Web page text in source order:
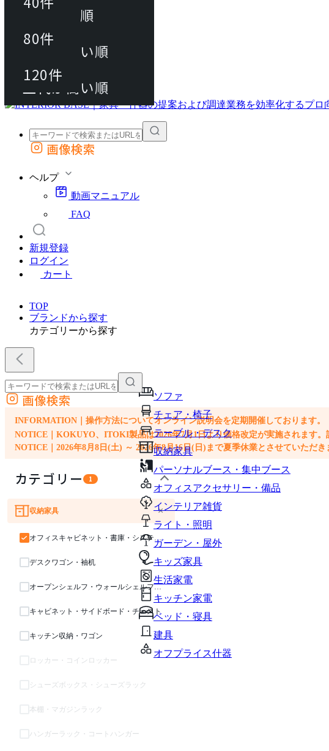
動画マニュアル
FAQ
カート
外部サイトの商品をカートに追加
画像検索
ヘルプ
動画マニュアル
FAQ
新規登録
ログイン
カート
TOP
ブランドから探す
カテゴリーから探す
ソファ
チェア・椅子
テーブル・デスク
収納家具
パーソナルブース・集中ブース
オフィスアクセサリー・備品
インテリア雑貨
ライト・照明
ガーデン・屋外
キッズ家具
生活家電
キッチン家電
ベッド・寝具
建具
オフプライス什器
外部サイトの商品をカートに追加
他のサイトで見つけた商品ページのURLを貼り付けて、カートに追加できます
画像検索
INFORMATION｜操作方法についてオンライン説明会を定期開催しております。
NOTICE｜KOKUYO、ITOKI製品は2026年7月1日より価格改定が実施されます
NOTICE｜2026年8月8日(土) ～ 2026年8月16日(日)まで夏季休業とさせていただき
カテゴリー 1
ソファ
チェア・椅子
テーブル・デスク
収納家具 ×
オフィスキャビネット・書庫・システム収納
デスクワゴン・袖机
オープンシェルフ・ウォールシェルフ・ラック
キャビネット・サイドボード・チェスト
キッチン収納・ワゴン
ロッカー・コインロッカー
シューズボックス・シューズラック
本棚・マガジンラック
ハンガーラック・コートハンガー
80件
120件
おすすめ順
上代が安い順
上代が高い順
80件
120件